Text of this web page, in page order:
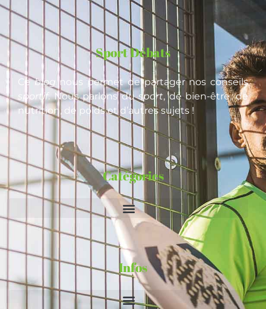
Sport Débats
Ceblog nous permet de partager nos conseils
sportif. Nous parlons dusport, de bien-être, de
nutrition, de poids et d’autres sujets !
Catégories
Infos